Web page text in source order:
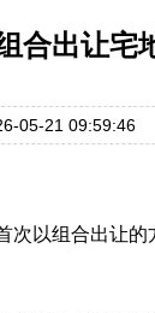
合出让宅
05-21 09:59:46
次以组合出让